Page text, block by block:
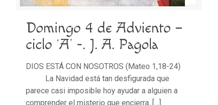
Domingo 4 de Adviento –
ciclo ‘A’ -. J. A. Pagola
DIOS ESTÁ CON NOSOTROS (Mateo 1,18-24)
La Navidad está tan desfigurada que
parece casi imposible hoy ayudar a alguien a
comprender el misterio que encierra. […]